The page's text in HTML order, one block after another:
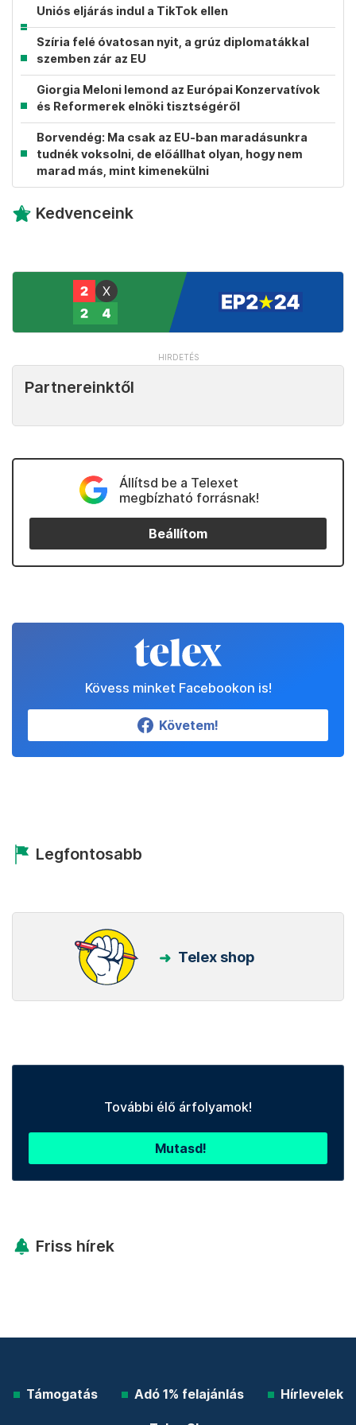
Uniós eljárás indul a TikTok ellen
Szíria felé óvatosan nyit, a grúz diplomatákkal
szemben zár az EU
Giorgia Meloni lemond az Európai Konzervatívok
és Reformerek elnöki tisztségéről
Borvendég: Ma csak az EU-ban maradásunkra
tudnék voksolni, de előállhat olyan, hogy nem
marad más, mint kimenekülni
Kedvenceink
Partnereinktől
Állítsd be a Telexet
megbízható forrásnak!
Beállítom
Kövess minket Facebookon is!
Követem!
Legfontosabb
Telex shop
További élő árfolyamok!
Mutasd!
Friss hírek
Támogatás Adó 1% felajánlás Hírlevelek